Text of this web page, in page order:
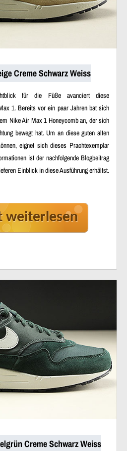
Creme Schwarz Weiss
für die Füße avanciert diese
1. Bereits vor ein paar Jahren bat sich
Nike Air Max 1 Honeycomb an, der sich
bewegt hat. Um an diese guten alten
eignet sich dieses Prachtexemplar
ist der nachfolgende Blogbeitrag
Einblick in diese Ausführung erhältst.
weiterlesen
Creme Schwarz Weiss